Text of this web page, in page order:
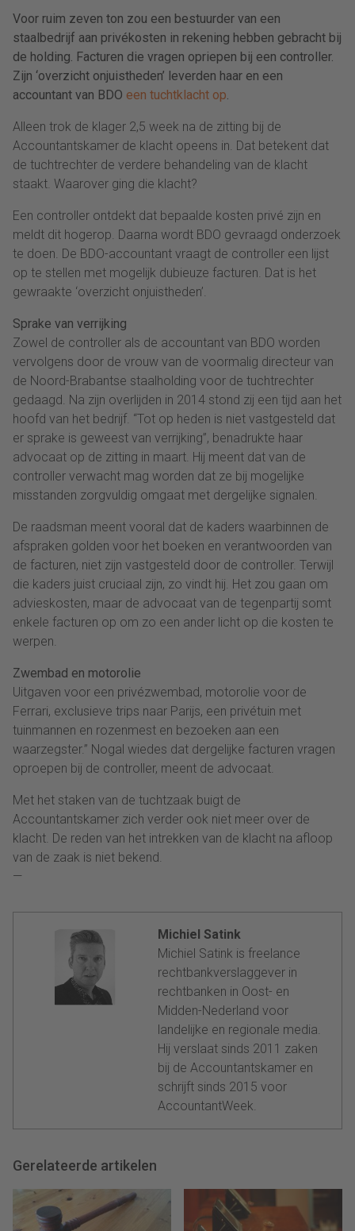
Voor ruim zeven ton zou een bestuurder van een
staalbedrijf aan privékosten in rekening hebben gebracht bij
de holding. Facturen die vragen opriepen bij een controller.
Zijn ‘overzicht onjuistheden’ leverden haar en een
accountant van BDO een tuchtklacht op
Alleen trok de klager 2,5 week na de zitting bij de
Accountantskamer de klacht opeens in. Dat betekent dat
de tuchtrechter de verdere behandeling van de klacht
staakt. Waarover ging die klacht?
Een controller ontdekt dat bepaalde kosten privé zijn en
meldt dit hogerop. Daarna wordt BDO gevraagd onderzoek
te doen. De BDO-accountant vraagt de controller een lijst
op te stellen met mogelijk dubieuze facturen. Dat is het
gewraakte ‘overzicht onjuistheden’.
Sprake van verrijking
Zowel de controller als de accountant van BDO worden
vervolgens door de vrouw van de voormalig directeur van
de Noord-Brabantse staalholding voor de tuchtrechter
gedaagd. Na zijn overlijden in 2014 stond zij een tijd aan het
hoofd van het bedrijf. “Tot op heden is niet vastgesteld dat
er sprake is geweest van verrijking”, benadrukte haar
advocaat op de zitting in maart. Hij meent dat van de
controller verwacht mag worden dat ze bij mogelijke
misstanden zorgvuldig omgaat met dergelijke signalen.
De raadsman meent vooral dat de kaders waarbinnen de
afspraken golden voor het boeken en verantwoorden van
de facturen, niet zijn vastgesteld door de controller. Terwijl
die kaders juist cruciaal zijn, zo vindt hij. Het zou gaan om
advieskosten, maar de advocaat van de tegenpartij somt
enkele facturen op om zo een ander licht op die kosten te
werpen.
Zwembad en motorolie
Uitgaven voor een privézwembad, motorolie voor de
Ferrari, exclusieve trips naar Parijs, een privétuin met
tuinmannen en rozenmest en bezoeken aan een
waarzegster.” Nogal wiedes dat dergelijke facturen vragen
oproepen bij de controller, meent de advocaat.
Met het staken van de tuchtzaak buigt de
Accountantskamer zich verder ook niet meer over de
klacht. De reden van het intrekken van de klacht na afloop
van de zaak is niet bekend.
—
Michiel Satink
Michiel Satink is freelance
rechtbankverslaggever in
rechtbanken in Oost- en
Midden-Nederland voor
landelijke en regionale media.
Hij verslaat sinds 2011 zaken
bij de Accountantskamer en
schrijft sinds 2015 voor
AccountantWeek.
Gerelateerde artikelen